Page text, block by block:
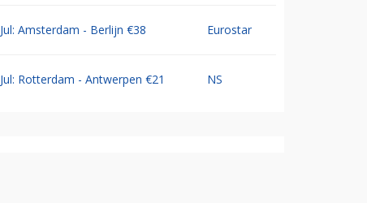
Jul: Amsterdam - Berlijn €38 Eurostar
Jul: Rotterdam - Antwerpen €21 NS